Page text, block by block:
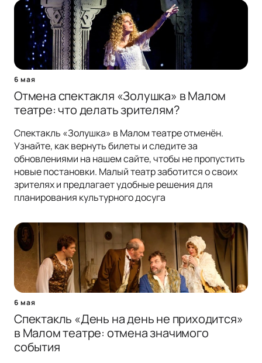
6 мая
Отмена спектакля «Золушка» в Малом
театре: что делать зрителям?
Спектакль «Золушка» в Малом театре отменён.
Узнайте, как вернуть билеты и следите за
обновлениями на нашем сайте, чтобы не пропустить
новые постановки. Малый театр заботится о своих
зрителях и предлагает удобные решения для
планирования культурного досуга
6 мая
Спектакль «День на день не приходится»
в Малом театре: отмена значимого
события